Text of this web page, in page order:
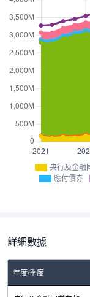
央行及金融
應付債券
詳細數據
年度/季度